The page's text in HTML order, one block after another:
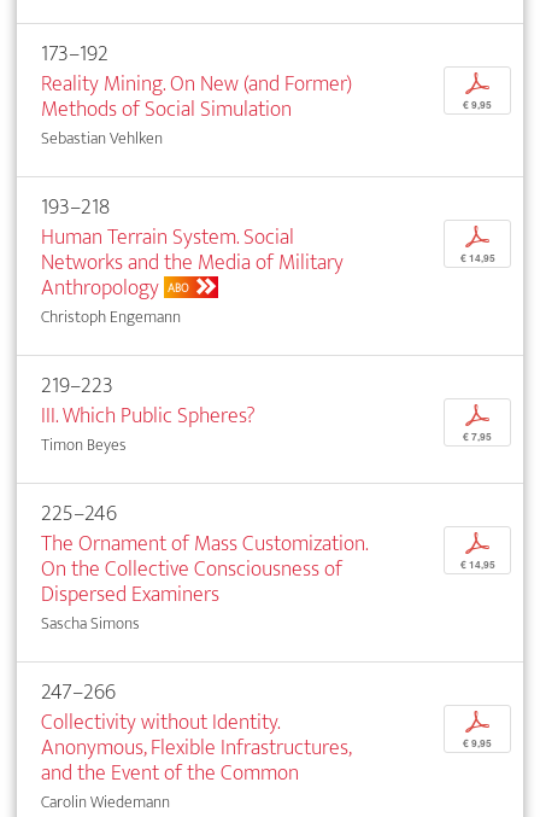
173–192
Reality Mining. On New (and Former)
Methods of Social Simulation
Sebastian Vehlken
p
€ 9,95
193–218
Human Terrain System. Social
Networks and the Media of Military
Anthropology ABO
Christoph Engemann
p
€ 14,95
219–223
III. Which Public Spheres?
Timon Beyes
p
€ 7,95
225–246
The Ornament of Mass Customization.
On the Collective Consciousness of
Dispersed Examiners
Sascha Simons
p
€ 14,95
247–266
Collectivity without Identity.
Anonymous, Flexible Infrastructures,
and the Event of the Common
Carolin Wiedemann
p
€ 9,95